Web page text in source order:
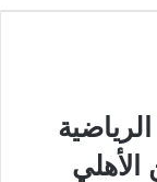
الأهلي